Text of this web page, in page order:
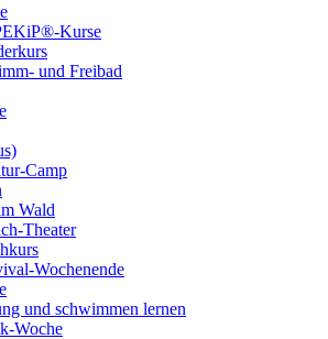
Kurse
und Freibad
Camp
Wald
Theater
Wochenende
und schwimmen lernen
Woche